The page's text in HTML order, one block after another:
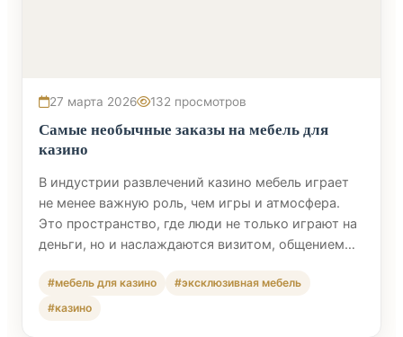
27 марта 2026 132 просмотров
Самые необычные заказы на мебель для
казино
В индустрии развлечений казино мебель играет
не менее важную роль, чем игры и атмосфера.
Это пространство, где люди не только играют на
деньги, но и наслаждаются визитом, общением…
#мебель для казино
#эксклюзивная мебель
#казино